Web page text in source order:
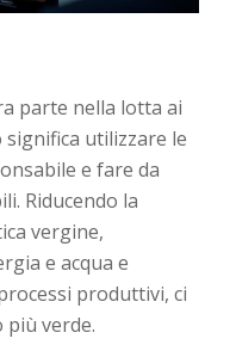
parte nella lotta ai
significa utilizzare le
e fare da
Riducendo la
vergine,
e acqua e
produttivi, ci
verde.